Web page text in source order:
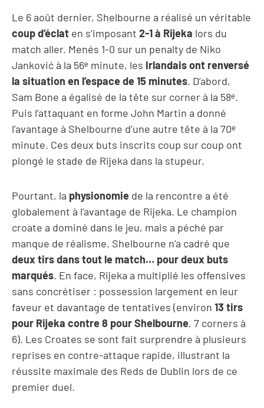
Le 6 août dernier, Shelbourne a réalisé un véritable
coup d’éclat en s’imposant 2-1 à Rijeka lors du
match aller. Menés 1-0 sur un penalty de Niko
Janković à la 56ᵉ minute, les Irlandais ont renversé
la situation en l’espace de 15 minutes. D’abord,
Sam Bone a égalisé de la tête sur corner à la 58ᵉ.
Puis l’attaquant en forme John Martin a donné
l’avantage à Shelbourne d’une autre tête à la 70ᵉ
minute. Ces deux buts inscrits coup sur coup ont
plongé le stade de Rijeka dans la stupeur.
Pourtant, la physionomie de la rencontre a été
globalement à l’avantage de Rijeka. Le champion
croate a dominé dans le jeu, mais a péché par
manque de réalisme. Shelbourne n’a cadré que
deux tirs dans tout le match… pour deux buts
marqués. En face, Rijeka a multiplié les offensives
sans concrétiser : possession largement en leur
faveur et davantage de tentatives (environ 13 tirs
pour Rijeka contre 8 pour Shelbourne, 7 corners à
6). Les Croates se sont fait surprendre à plusieurs
reprises en contre-attaque rapide, illustrant la
réussite maximale des Reds de Dublin lors de ce
premier duel.